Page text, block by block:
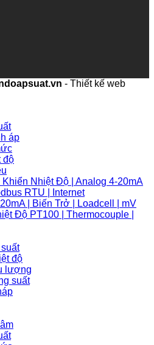
- Thiết kế web
áp
độ
Nhiệt Độ | Analog 4-20mA
RTU | Internet
| Biến Trở | Loadcell | mV
Độ PT100 | Thermocouple |
độ
lượng
suất